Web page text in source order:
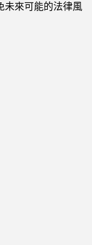
未來可能的法律風